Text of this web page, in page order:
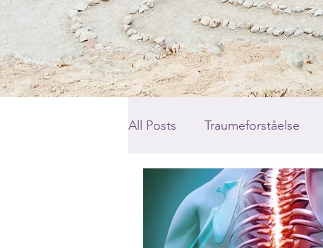
All Posts Traumeforståelse
Terapi & indre transformasjon